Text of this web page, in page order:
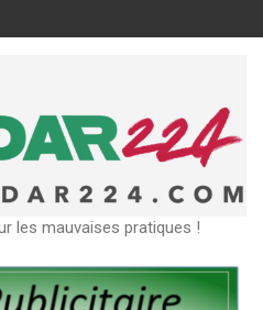
les mauvaises pratiques !